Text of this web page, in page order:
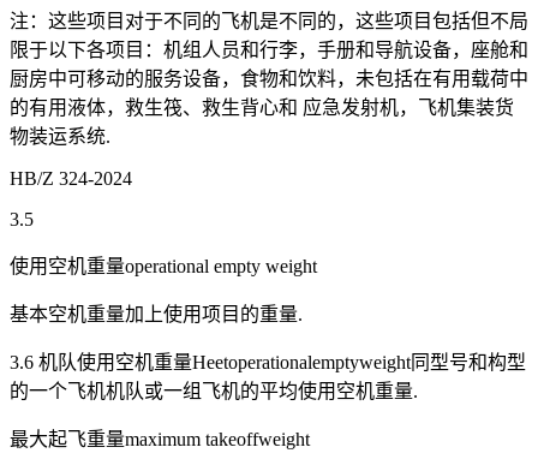
注：这些项目对于不同的飞机是不同的，这些项目包括但不局
限于以下各项目：机组人员和行李，手册和导航设备，座舱和
厨房中可移动的服务设备，食物和饮料，未包括在有用载荷中
的有用液体，救生筏、救生背心和 应急发射机，飞机集装货
物装运系统.
HB/Z 324-2024
3.5
使用空机重量operational empty weight
基本空机重量加上使用项目的重量.
3.6 机队使用空机重量Heetoperationalemptyweight同型号和构型
的一个飞机机队或一组飞机的平均使用空机重量.
最大起飞重量maximum takeoffweight